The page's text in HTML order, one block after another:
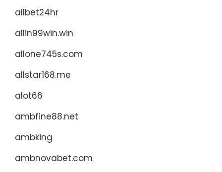
allbet24hr
allin99win.win
allone745s.com
allstar168.me
alot66
ambfine88.net
ambking
ambnovabet.com